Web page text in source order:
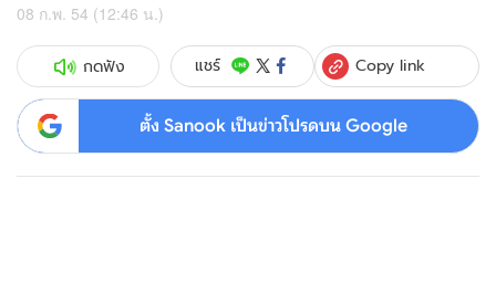
08 ก.พ. 54 (12:46 น.)
กดฟัง แชร์ Copy link
ตั้ง Sanook เป็นข่าวโปรดบน Google